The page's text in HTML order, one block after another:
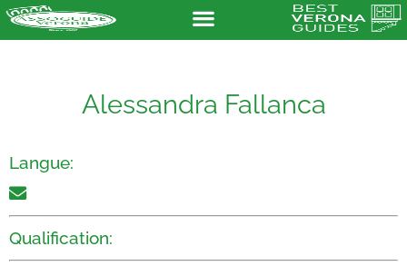
Alessandra Fallanca
Langue:
Qualification: